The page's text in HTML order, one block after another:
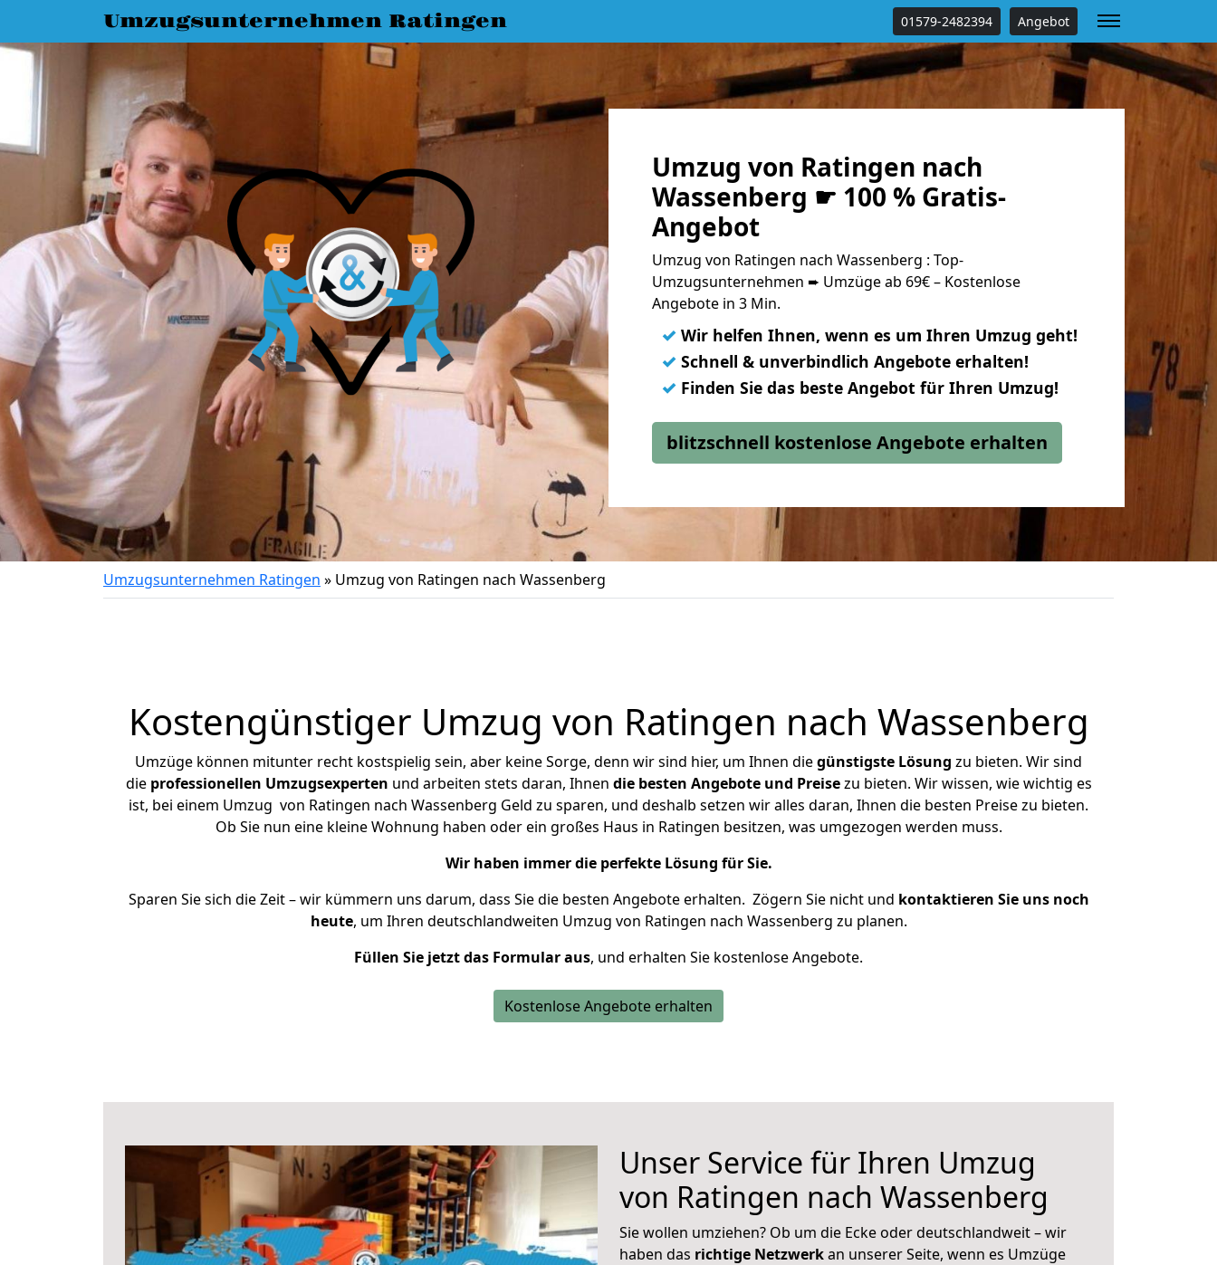
Umzugsunternehmen Ratingen 01579-2482394 Angebot
Umzug von Ratingen nach
Wassenberg ☛ 100 % Gratis-
Angebot
Umzug von Ratingen nach Wassenberg : Top-
Umzugsunternehmen ➨ Umzüge ab 69€ – Kostenlose
Angebote in 3 Min.
✓ Wir helfen Ihnen, wenn es um Ihren Umzug geht!
✓ Schnell & unverbindlich Angebote erhalten!
✓ Finden Sie das beste Angebot für Ihren Umzug!
blitzschnell kostenlose Angebote erhalten
Umzugsunternehmen Ratingen » Umzug von Ratingen nach Wassenberg
Kostengünstiger Umzug von Ratingen nach Wassenberg
Umzüge können mitunter recht kostspielig sein, aber keine Sorge, denn wir sind hier, um Ihnen diegünstigste Lösung zu bieten. Wir sind
die professionellen Umzugsexperten und arbeiten stets daran, Ihnen die besten Angebote und Preisezu bieten. Wir wissen, wie wichtig es
ist, bei einem Umzug von Ratingen nach Wassenberg Geld zu sparen, und deshalb setzen wir alles daran, Ihnen die besten Preise zu bieten.
Ob Sie nun eine kleine Wohnung haben oder ein großes Haus in Ratingen besitzen, was umgezogen werden muss.
Wir haben immer die perfekte Lösung für Sie.
Sparen Sie sich die Zeit – wir kümmern uns darum, dass Sie die besten Angebote erhalten. Zögern Sie nicht und kontaktieren Sie uns noch
heute, um Ihren deutschlandweiten Umzug von Ratingen nach Wassenberg zu planen.
Füllen Sie jetzt das Formular aus, und erhalten Sie kostenlose Angebote.
Kostenlose Angebote erhalten
Unser Service für Ihren Umzug
von Ratingen nach Wassenberg
Sie wollen umziehen? Ob um die Ecke oder deutschlandweit – wir
haben das richtige Netzwerkan unserer Seite, wenn es Umzüge